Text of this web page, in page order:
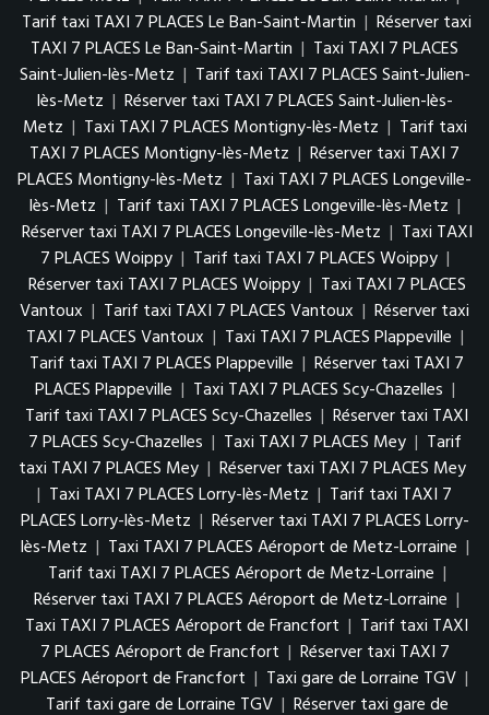
Tarif taxi TAXI 7 PLACES Le Ban-Saint-Martin | Réserver taxi
TAXI 7 PLACES Le Ban-Saint-Martin | Taxi TAXI 7 PLACES
Saint-Julien-lès-Metz | Tarif taxi TAXI 7 PLACES Saint-Julien-
lès-Metz | Réserver taxi TAXI 7 PLACES Saint-Julien-lès-
Metz | Taxi TAXI 7 PLACES Montigny-lès-Metz | Tarif taxi
TAXI 7 PLACES Montigny-lès-Metz | Réserver taxi TAXI 7
PLACES Montigny-lès-Metz | Taxi TAXI 7 PLACES Longeville-
lès-Metz | Tarif taxi TAXI 7 PLACES Longeville-lès-Metz |
Réserver taxi TAXI 7 PLACES Longeville-lès-Metz | Taxi TAXI
7 PLACES Woippy | Tarif taxi TAXI 7 PLACES Woippy |
Réserver taxi TAXI 7 PLACES Woippy | Taxi TAXI 7 PLACES
Vantoux | Tarif taxi TAXI 7 PLACES Vantoux | Réserver taxi
TAXI 7 PLACES Vantoux | Taxi TAXI 7 PLACES Plappeville |
Tarif taxi TAXI 7 PLACES Plappeville | Réserver taxi TAXI 7
PLACES Plappeville | Taxi TAXI 7 PLACES Scy-Chazelles |
Tarif taxi TAXI 7 PLACES Scy-Chazelles | Réserver taxi TAXI
7 PLACES Scy-Chazelles | Taxi TAXI 7 PLACES Mey | Tarif
taxi TAXI 7 PLACES Mey | Réserver taxi TAXI 7 PLACES Mey
| Taxi TAXI 7 PLACES Lorry-lès-Metz | Tarif taxi TAXI 7
PLACES Lorry-lès-Metz | Réserver taxi TAXI 7 PLACES Lorry-
lès-Metz | Taxi TAXI 7 PLACES Aéroport de Metz-Lorraine |
Tarif taxi TAXI 7 PLACES Aéroport de Metz-Lorraine |
Réserver taxi TAXI 7 PLACES Aéroport de Metz-Lorraine |
Taxi TAXI 7 PLACES Aéroport de Francfort | Tarif taxi TAXI
7 PLACES Aéroport de Francfort | Réserver taxi TAXI 7
PLACES Aéroport de Francfort | Taxi gare de Lorraine TGV |
Tarif taxi gare de Lorraine TGV | Réserver taxi gare de